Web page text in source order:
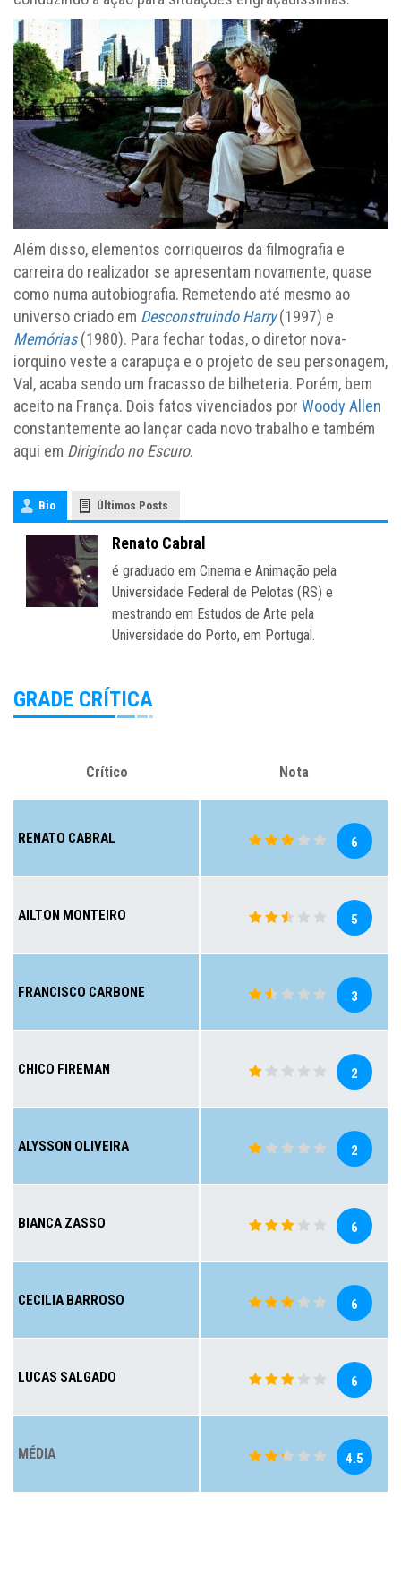
Além disso, elementos corriqueiros da filmografia e
carreira do realizador se apresentam novamente, quase
como numa autobiografia. Remetendo até mesmo ao
universo criado em Desconstruindo Harry(1997) e
Memórias(1980). Para fechar todas, o diretor nova-
iorquino veste a carapuça e o projeto de seu personagem,
Val, acaba sendo um fracasso de bilheteria. Porém, bem
aceito na França. Dois fatos vivenciados por Woody Allen
constantemente ao lançar cada novo trabalho e também
aqui em Dirigindo no Escuro.
Bio Últimos Posts
Renato Cabral
é graduado em Cinema e Animação pela
Universidade Federal de Pelotas (RS) e
mestrando em Estudos de Arte pela
Universidade do Porto, em Portugal.
GRADE CRÍTICA
Crítico Nota
RENATO CABRAL 6
AILTON MONTEIRO 5
FRANCISCO CARBONE 3
CHICO FIREMAN 2
ALYSSON OLIVEIRA 2
BIANCA ZASSO 6
CECILIA BARROSO 6
LUCAS SALGADO 6
MÉDIA 4.5